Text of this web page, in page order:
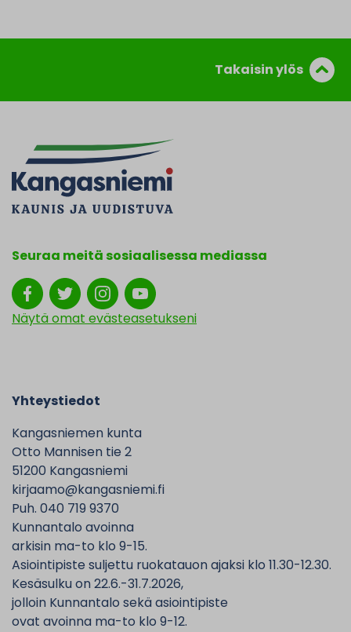
Takaisin ylös
Seuraa meitä sosiaalisessa mediassa
Näytä omat evästeasetukseni
Yhteystiedot
Kangasniemen kunta
Otto Mannisen tie 2
51200 Kangasniemi
kirjaamo@kangasniemi.fi
Puh. 040 719 9370
Kunnantalo avoinna
arkisin ma-to klo 9-15.
Asiointipiste suljettu ruokatauon ajaksi klo 11.30-12.30.
Kesäsulku on 22.6.-31.7.2026,
jolloin Kunnantalo sekä asiointipiste
ovat avoinna ma-to klo 9-12.